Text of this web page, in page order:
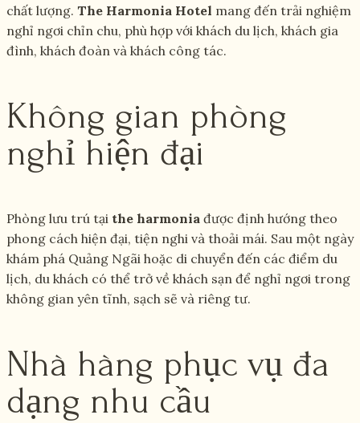
chất lượng. The Harmonia Hotel mang đến trải nghiệm
nghỉ ngơi chỉn chu, phù hợp với khách du lịch, khách gia
đình, khách đoàn và khách công tác.
Không gian phòng
nghỉ hiện đại
Phòng lưu trú tại the harmonia được định hướng theo
phong cách hiện đại, tiện nghi và thoải mái. Sau một ngày
khám phá Quảng Ngãi hoặc di chuyển đến các điểm du
lịch, du khách có thể trở về khách sạn để nghỉ ngơi trong
không gian yên tĩnh, sạch sẽ và riêng tư.
Nhà hàng phục vụ đa
dạng nhu cầu